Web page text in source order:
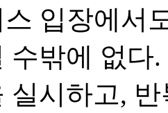
입장에서
수밖에 없다
실시하고,